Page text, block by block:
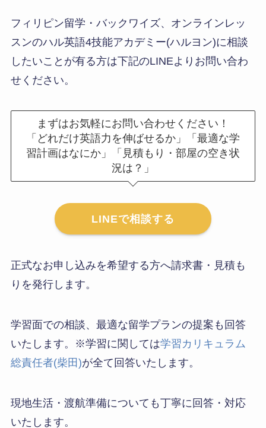
フィリピン留学・バックワイズ、オンラインレッ
スンのハル英語4技能アカデミー(ハルヨン)に相談
したいことが有る方は下記のLINEよりお問い合わ
せください。
まずはお気軽にお問い合わせください！
「どれだけ英語力を伸ばせるか」「最適な学
習計画はなにか」「見積もり・部屋の空き状
況は？」
LINEで相談する
正式なお申し込みを希望する方へ請求書・見積も
りを発行します。
学習面での相談、最適な留学プランの提案も回答
いたします。※学習に関しては学習カリキュラム
総責任者(柴田)が全て回答いたします。
現地生活・渡航準備についても丁寧に回答・対応
いたします。